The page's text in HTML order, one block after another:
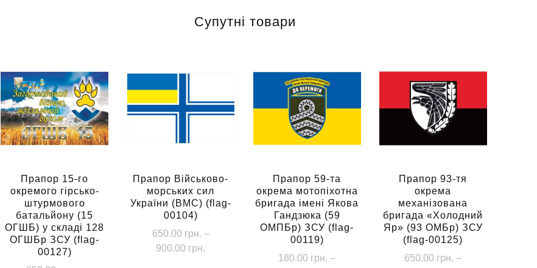
Супутні товари
Прапор 15-го
окремого гірсько-
штурмового
батальйону (15
ОГШБ) у складі 128
ОГШБр ЗСУ (flag-
00127)
Прапор Військово-
морських сил
України (ВМС) (flag-
00104)
650.00 грн. –
900.00 грн.
Прапор 59-та
окрема мотопіхотна
бригада імені Якова
Гандзюка (59
ОМПБр) ЗСУ (flag-
00119)
180.00 грн. –
Прапор 93-тя
окрема
механізована
бригада «Холодний
Яр» (93 ОМБр) ЗСУ
(flag-00125)
650.00 грн. –